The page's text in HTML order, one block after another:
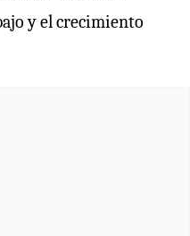
y el crecimiento